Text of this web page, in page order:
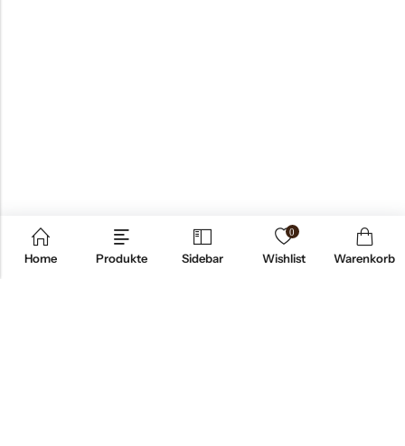
Home Produkte Sidebar
0
Wishlist Warenkorb